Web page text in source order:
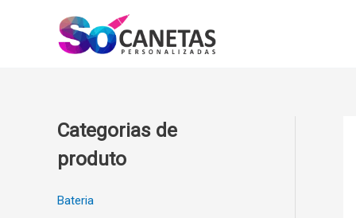
Categorias de
produto
Bateria